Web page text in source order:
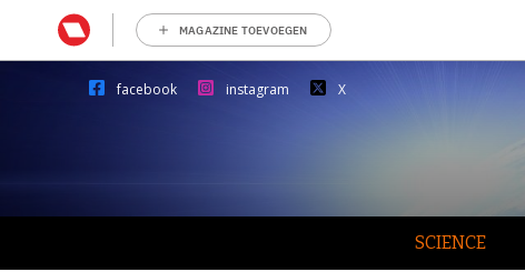
MAGAZINE TOEVOEGEN
facebook instagram X
SCIENCE